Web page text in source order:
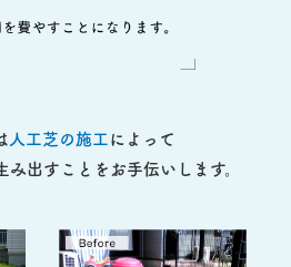
人工芝の施工 によって
み出すことをお手伝いします。